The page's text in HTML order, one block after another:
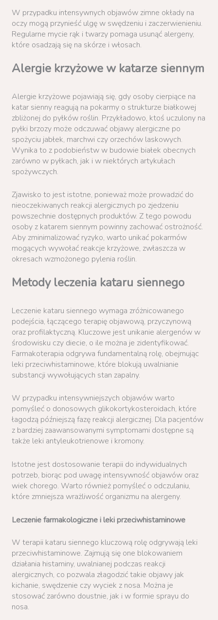
W przypadku intensywnych objawów zimne okłady na
oczy mogą przynieść ulgę w swędzeniu i zaczerwienieniu.
Regularne mycie rąk i twarzy pomaga usunąć alergeny,
które osadzają się na skórze i włosach.
Alergie krzyżowe w katarze siennym
Alergie krzyżowe pojawiają się, gdy osoby cierpiące na
katar sienny reagują na pokarmy o strukturze białkowej
zbliżonej do pyłków roślin. Przykładowo, ktoś uczulony na
pyłki brzozy może odczuwać objawy alergiczne po
spożyciu jabłek, marchwi czy orzechów laskowych.
Wynika to z podobieństw w budowie białek obecnych
zarówno w pyłkach, jak i w niektórych artykułach
spożywczych.
Zjawisko to jest istotne, ponieważ może prowadzić do
nieoczekiwanych reakcji alergicznych po zjedzeniu
powszechnie dostępnych produktów. Z tego powodu
osoby z katarem siennym powinny zachować ostrożność.
Aby zminimalizować ryzyko, warto unikać pokarmów
mogących wywołać reakcje krzyżowe, zwłaszcza w
okresach wzmożonego pylenia roślin.
Metody leczenia kataru siennego
Leczenie kataru siennego wymaga zróżnicowanego
podejścia, łączącego terapię objawową, przyczynową
oraz profilaktyczną. Kluczowe jest unikanie alergenów w
środowisku czy diecie, o ile można je zidentyfikować.
Farmakoterapia odgrywa fundamentalną rolę, obejmując
leki przeciwhistaminowe, które blokują uwalnianie
substancji wywołujących stan zapalny.
W przypadku intensywniejszych objawów warto
pomyśleć o donosowych glikokortykosteroidach, które
łagodzą późniejszą fazę reakcji alergicznej. Dla pacjentów
z bardziej zaawansowanymi symptomami dostępne są
także leki antyleukotrienowe i kromony.
Istotne jest dostosowanie terapii do indywidualnych
potrzeb, biorąc pod uwagę intensywność objawów oraz
wiek chorego. Warto również pomyśleć o odczulaniu,
które zmniejsza wrażliwość organizmu na alergeny.
Leczenie farmakologiczne i leki przeciwhistaminowe
W terapii kataru siennego kluczową rolę odgrywają leki
przeciwhistaminowe. Zajmują się one blokowaniem
działania histaminy, uwalnianej podczas reakcji
alergicznych, co pozwala złagodzić takie objawy jak
kichanie, swędzenie czy wyciek z nosa. Można je
stosować zarówno doustnie, jak i w formie sprayu do
nosa.